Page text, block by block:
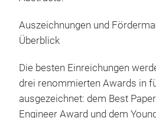
Auszeichnungen und
Überblick
Die besten Einreichungen
drei renommierten Awards in
ausgezeichnet: dem Best
Engineer Award und dem